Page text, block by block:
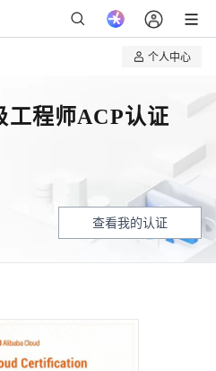
个人中心
我的课程
工程师ACP认证
查看我的认证